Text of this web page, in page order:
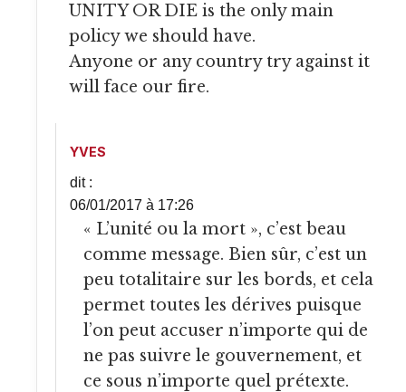
UNITY OR DIE is the only main
policy we should have.
Anyone or any country try against it
will face our fire.
YVES
dit :
06/01/2017 à 17:26
« L’unité ou la mort », c’est beau
comme message. Bien sûr, c’est un
peu totalitaire sur les bords, et cela
permet toutes les dérives puisque
l’on peut accuser n’importe qui de
ne pas suivre le gouvernement, et
ce sous n’importe quel prétexte.